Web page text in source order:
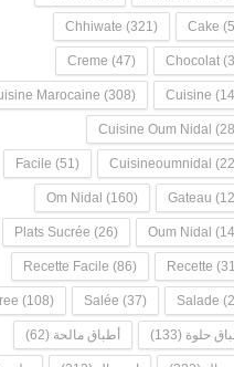
Cake
Chhiwate (321)
Chocolat
Creme (47)
Cuisine
Marocaine (308)
Cuisine Oum Nidal
Cuisineoumnidal
Facile (51)
Gateau
Om Nidal (160)
Oum Nidal
Plats Sucrée (26)
Recette
Recette Facile (86)
Salade
Salée (37)
(108)
حلوة (133) أطباق مالحة (62)